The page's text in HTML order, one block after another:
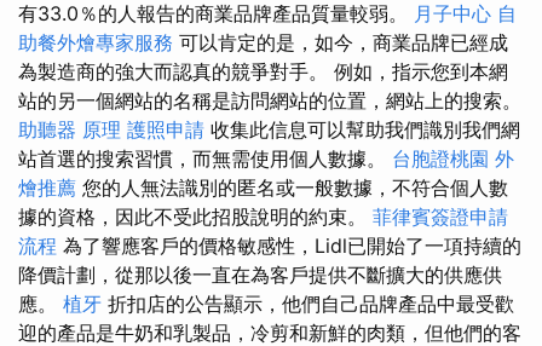
有33.0％的人報告的商業品牌產品質量較弱。 月子中心 自
助餐外燴專家服務 可以肯定的是，如今，商業品牌已經成
為製造商的強大而認真的競爭對手。 例如，指示您到本網
站的另一個網站的名稱是訪問網站的位置，網站上的搜索。
助聽器 原理 護照申請 收集此信息可以幫助我們識別我們網
站首選的搜索習慣，而無需使用個人數據。 台胞證桃園 外
燴推薦 您的人無法識別的匿名或一般數據，不符合個人數
據的資格，因此不受此招股說明的約束。 菲律賓簽證申請
流程 為了響應客戶的價格敏感性，Lidl已開始了一項持續的
降價計劃，從那以後一直在為客戶提供不斷擴大的供應供
應。 植牙 折扣店的公告顯示，他們自己品牌產品中最受歡
迎的產品是牛奶和乳製品，冷剪和新鮮的肉類，但他們的客